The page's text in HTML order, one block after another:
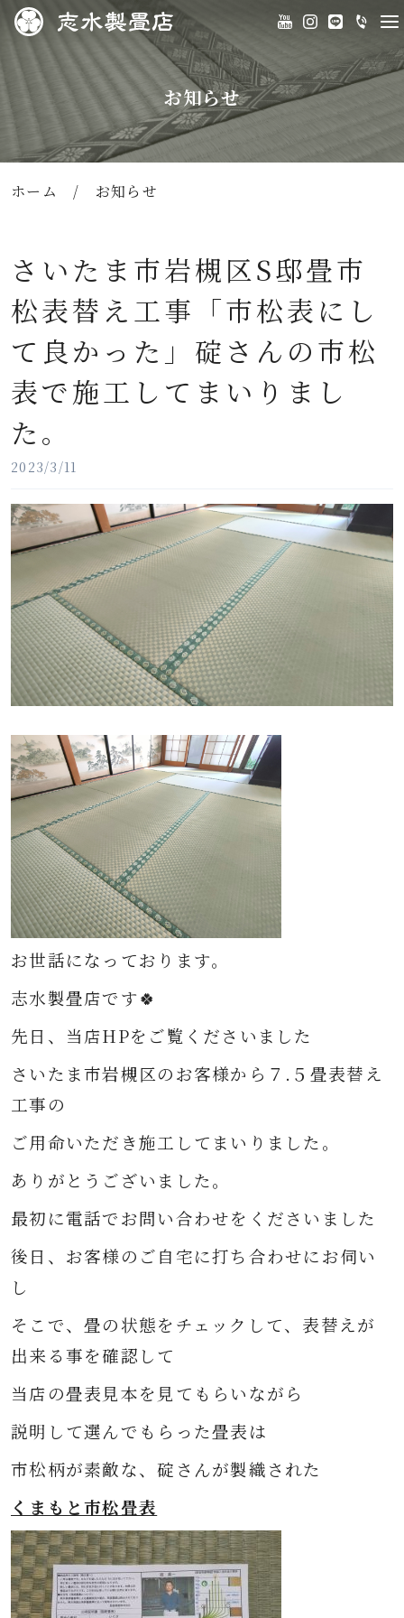
お知らせ
ホーム / お知らせ
さいたま市岩槻区S邸畳市
松表替え工事「市松表にし
て良かった」碇さんの市松
表で施工してまいりまし
た。
2023/3/11
お世話になっております。
志水製畳店です🍀
先日、当店HPをご覧くださいました
さいたま市岩槻区のお客様から７.５畳表替え
工事の
ご用命いただき施工してまいりました。
ありがとうございました。
最初に電話でお問い合わせをくださいました
後日、お客様のご自宅に打ち合わせにお伺い
し
そこで、畳の状態をチェックして、表替えが
出来る事を確認して
当店の畳表見本を見てもらいながら
説明して選んでもらった畳表は
市松柄が素敵な、碇さんが製織された
くまもと市松畳表